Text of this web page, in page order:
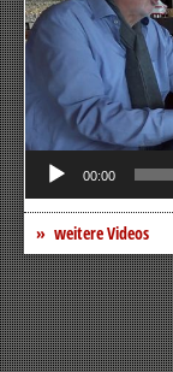
00:00
weitere Videos